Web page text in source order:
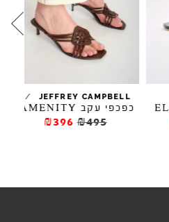
JEFFREY CAMPBELL
/
כפכפי עקב AMENITY
₪495
₪396